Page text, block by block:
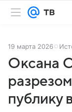
19 марта 2026
Оксана
публику